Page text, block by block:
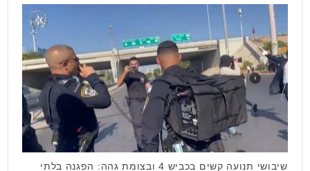
שיבושי תנועה קשים בכביש 4 ובצומת גהה: הפגנה בלתי